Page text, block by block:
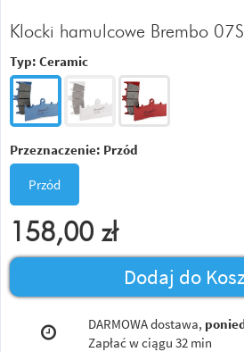
Klocki hamulcowe Brembo
Typ: Ceramic
Przeznaczenie: Przód
Przód
158,00 zł
Dodaj do
DARMOWA dostawa,
Zapłać w ciągu 32 min